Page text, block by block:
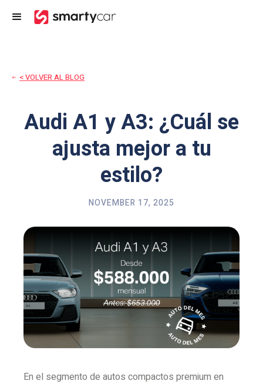
< VOLVER AL BLOG
Audi A1 y A3: ¿Cuál se
ajusta mejor a tu
estilo?
NOVEMBER 17, 2025
En el segmento de autos compactos premium en